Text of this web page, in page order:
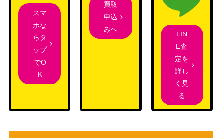
スマ
ホな
らタ
ップ
でO
K
買取
申込
みへ
LIN
E査
定を
詳し
く見
る